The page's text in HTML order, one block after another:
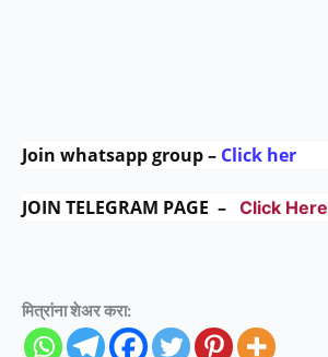
Join whatsapp group – Click her
JOIN TELEGRAM PAGE – Click Here
मित्रांना शेअर करा: